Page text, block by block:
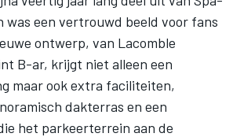
was een vertrouwd beeld voor fans
ontwerp, van Lacomble
B-ar, krijgt niet alleen een
maar ook extra faciliteiten,
dakterras en een
het parkeerterrein aan de